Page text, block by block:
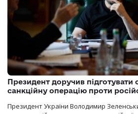
Президент доручив підготувати
санкційну операцію проти
Президент України Володимир